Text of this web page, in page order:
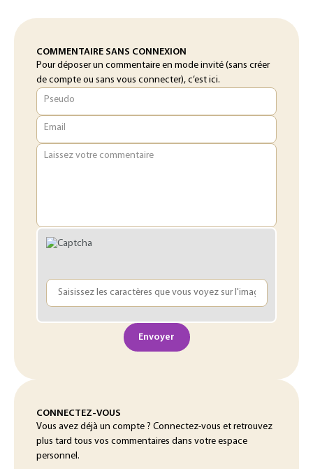
COMMENTAIRE SANS CONNEXION
Pour déposer un commentaire en mode invité (sans créer
de compte ou sans vous connecter), c’est ici.
Pseudo
Email
Laissez votre commentaire
Envoyer
CONNECTEZ-VOUS
Vous avez déjà un compte ? Connectez-vous et retrouvez
plus tard tous vos commentaires dans votre espace
personnel.